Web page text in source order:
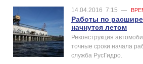
14.04.2016 7:15 —
Работы по
начнутся летом
Реконструкция
точные сроки начала
служба РусГидро.